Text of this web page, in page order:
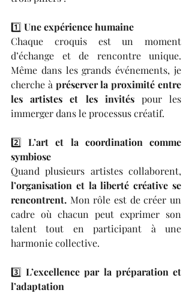
1️⃣ Une expérience humaine
Chaque croquis est un moment
d’échange et de rencontre unique.
Même dans les grands événements, je
cherche à préserver la proximité entre
les artistes et les invités pour les
immerger dans le processus créatif.
2️⃣ L’art et la coordination comme
symbiose
l’organisation et la liberté créative se
rencontrent. Mon rôle est de créer un
cadre où chacun peut exprimer son
talent tout en participant à une
harmonie collective.
3️⃣ L’excellence par la préparation et
l’adaptation